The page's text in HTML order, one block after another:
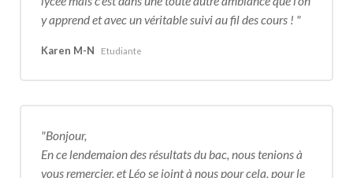
y apprend et avec un véritable suivi au fil des cours !
Karen M-N Etudiante
Bonjour,
En ce lendemaion des résultats du bac, nous tenions à
vous remercier, et Léo se joint à nous pour cela, pour le